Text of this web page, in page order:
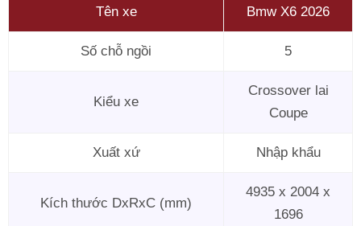
Tên xe Bmw X6 2026
Số chỗ ngồi 5
Kiểu xe
Crossover lai
Coupe
Xuất xứ Nhập khẩu
Kích thước DxRxC (mm)
4935 x 2004 x
1696